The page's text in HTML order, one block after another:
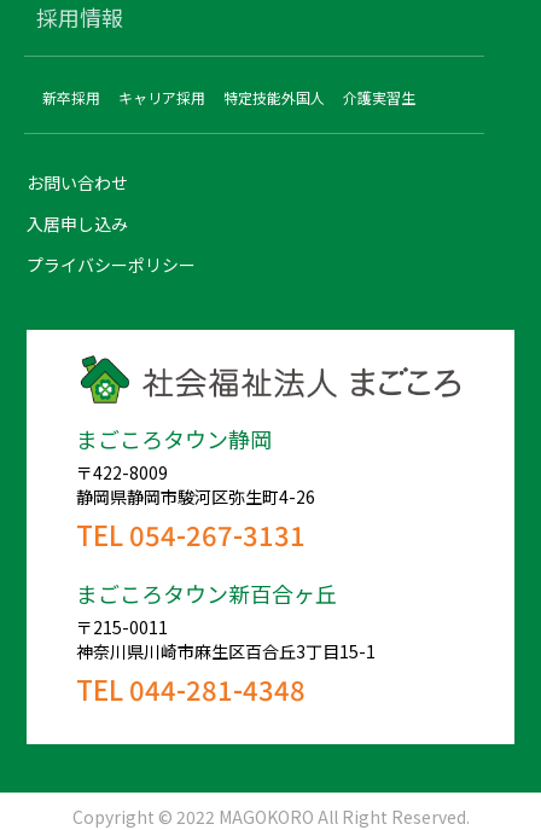
採用情報
新卒採用 キャリア採用 特定技能外国人 介護実習生
お問い合わせ
入居申し込み
プライバシーポリシー
まごころタウン静岡
〒422-8009
静岡県静岡市駿河区弥生町4-26
TEL054-267-3131
まごころタウン新百合ヶ丘
〒215-0011
神奈川県川崎市麻生区百合丘3丁目15-1
TEL044-281-4348
Copyright © 2022 MAGOKORO All Right Reserved.